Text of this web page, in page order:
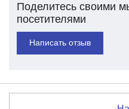
Поделитесь своими
посетителями
Написать отзыв